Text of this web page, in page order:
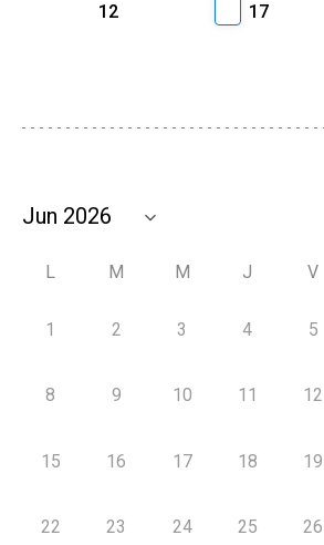
12
17
L M M J V
1 2 3 4 5
8 9 10 11 12
15 16 17 18 19
22 23 24 25 26